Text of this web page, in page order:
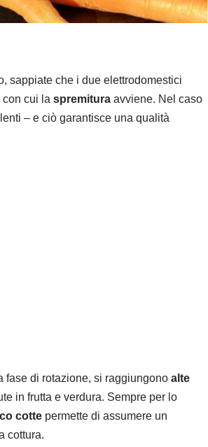
sappiate che i due elettrodomestici
con cui la spremitura avviene. Nel caso
– e ciò garantisce una qualità
fase di rotazione, si raggiungono alte
in frutta e verdura. Sempre per lo
cotte permette di assumere un
cottura.